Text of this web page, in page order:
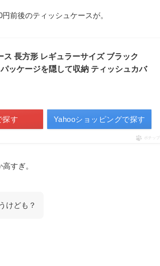
前後のティッシュケースが。
長方形 レギュラーサイズ ブラック
ッケージを隠して収納 ティッシュカバ
探す Yahooショッピングで探す
ポチップ
すぎ。
けども？